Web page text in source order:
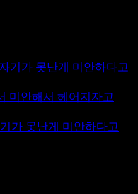
기가 못난게 미안하다고
미안해서 헤어지자고
가 못난게 미안하다고